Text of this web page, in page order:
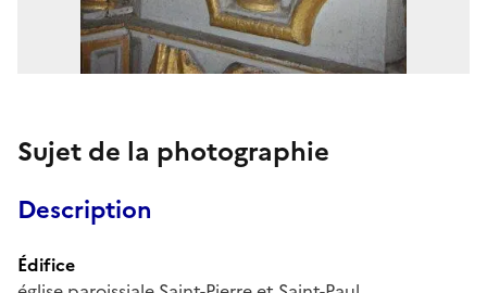
Sujet de la photographie
Description
Édifice